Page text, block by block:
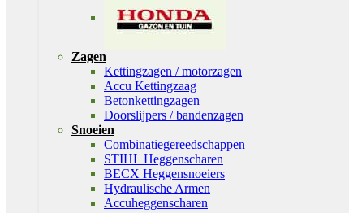
Zagen
Kettingzagen / motorzagen
Accu Kettingzaag
Betonkettingzagen
Doorslijpers / bandenzagen
Snoeien
Combinatiegereedschappen
STIHL Heggenscharen
BECX Heggensnoeiers
Hydraulische Armen
Accuheggenscharen